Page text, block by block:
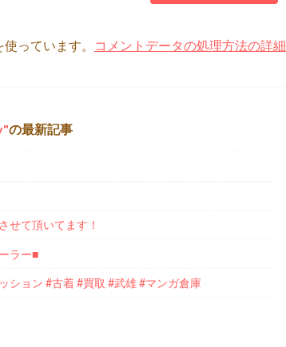
っています。
コメントデータの処理方法の詳細
の最新記事
せて頂いてます！
ラー■
ション #古着 #買取 #武雄 #マンガ倉庫